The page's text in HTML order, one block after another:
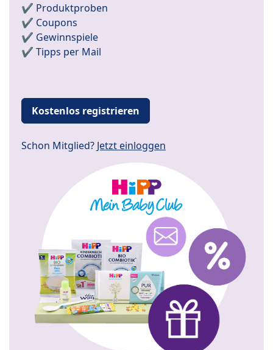
✔️ Produktproben
✔️ Coupons
✔️ Gewinnspiele
✔️ Tipps per Mail
Kostenlos registrieren
Schon Mitglied? Jetzt einloggen